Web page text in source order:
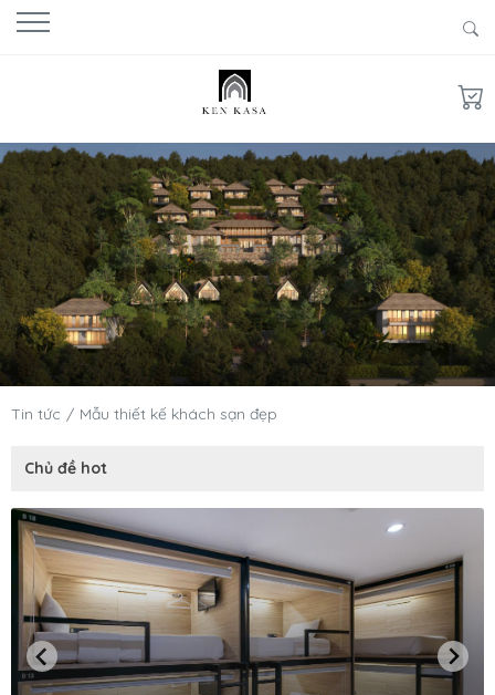
Tin tức Mẫu thiết kế khách sạn đẹp
Chủ đề hot